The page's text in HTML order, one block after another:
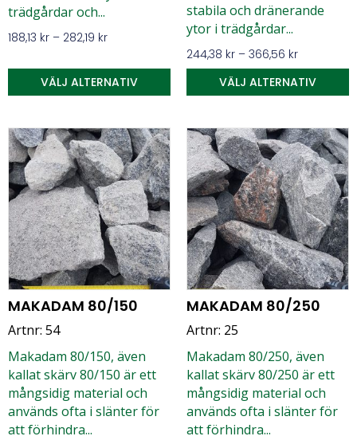
trädgårdar och...
188,13 kr – 282,19 kr
VÄLJ ALTERNATIV
stabila och dränerande
ytor i trädgårdar...
244,38 kr – 366,56 kr
VÄLJ ALTERNATIV
MAKADAM 80/150
Artnr: 54
Makadam 80/150, även
kallat skärv 80/150 är ett
mångsidig material och
används ofta i slänter för
att förhindra...
MAKADAM 80/250
Artnr: 25
Makadam 80/250, även
kallat skärv 80/250 är ett
mångsidig material och
används ofta i slänter för
att förhindra...